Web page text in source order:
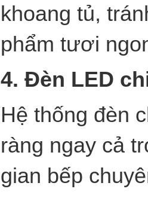
khoang tủ,
phẩm tươi
4. Đèn LED
Hệ thống đèn
ràng ngay cả
gian bếp